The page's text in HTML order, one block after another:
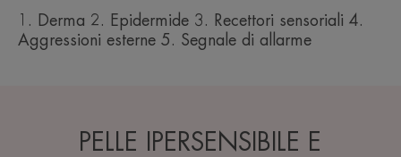
1. Derma 2. Epidermide 3. Recettori sensoriali 4.
Aggressioni esterne 5. Segnale di allarme
PELLE IPERSENSIBILE E